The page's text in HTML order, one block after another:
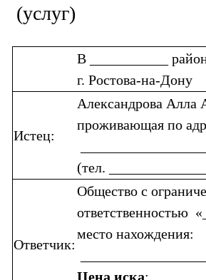
(услуг)
В ___________
г. Ростова-на-Дону
Истец:
Александрова Алла
проживающая по
(тел.
Ответчик:
Общество с
ответственностью
место нахождения:
Цена иска: